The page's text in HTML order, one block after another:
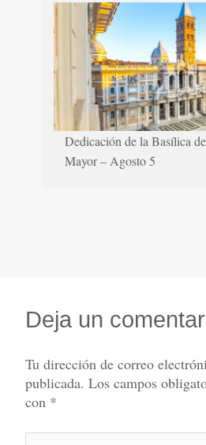
Dedicación de la Basílica
Mayor – Agosto 5
Deja un
Tu dirección de correo
publicada. Los campos
con *